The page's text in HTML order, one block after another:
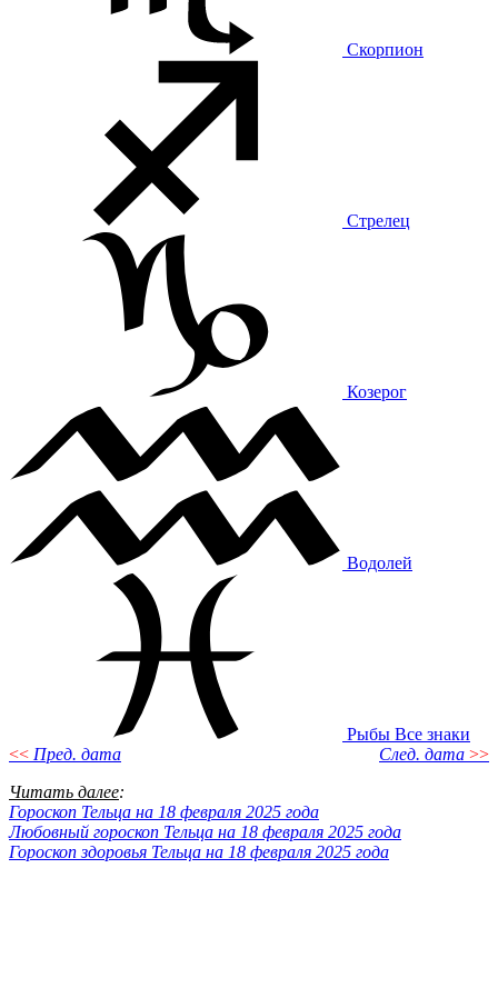
Скорпион
Стрелец
Козерог
Водолей
Рыбы Все знаки
<< Пред. дата След. дата >>
Читать далее:
Гороскоп Тельца на 18 февраля 2025 года
Любовный гороскоп Тельца на 18 февраля 2025 года
Гороскоп здоровья Тельца на 18 февраля 2025 года